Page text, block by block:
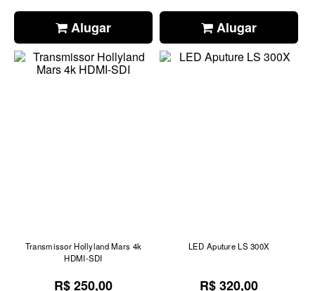
Alugar Alugar
Transmissor Hollyland Mars 4k
HDMI-SDI
R$ 250,00
LED Aputure LS 300X
R$ 320,00